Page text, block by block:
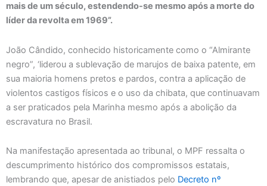
mais de um século, estendendo-se mesmo após a morte do
líder da revolta em 1969”.
João Cândido, conhecido historicamente como o “Almirante
negro”, ‘liderou a sublevação de marujos de baixa patente, em
sua maioria homens pretos e pardos, contra a aplicação de
violentos castigos físicos e o uso da chibata, que continuavam
a ser praticados pela Marinha mesmo após a abolição da
escravatura no Brasil.
Na manifestação apresentada ao tribunal, o MPF ressalta o
descumprimento histórico dos compromissos estatais,
lembrando que, apesar de anistiados pelo Decreto nº